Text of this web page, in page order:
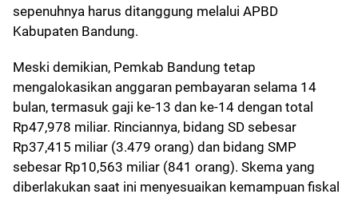
sepenuhnya harus ditanggung melalui APBD
Kabupaten Bandung.
Meski demikian, Pemkab Bandung tetap
mengalokasikan anggaran pembayaran selama 14
bulan, termasuk gaji ke-13 dan ke-14 dengan total
Rp47,978 miliar. Rinciannya, bidang SD sebesar
Rp37,415 miliar (3.479 orang) dan bidang SMP
sebesar Rp10,563 miliar (841 orang). Skema yang
diberlakukan saat ini menyesuaikan kemampuan fiskal